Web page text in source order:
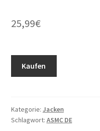
25,99€
Kaufen
Kategorie: Jacken
Schlagwort: ASMC DE